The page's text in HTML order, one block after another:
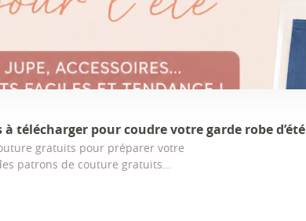
télécharger pour coudre votre garde robe d’été
gratuits pour préparer votre
patrons de couture gratuits…